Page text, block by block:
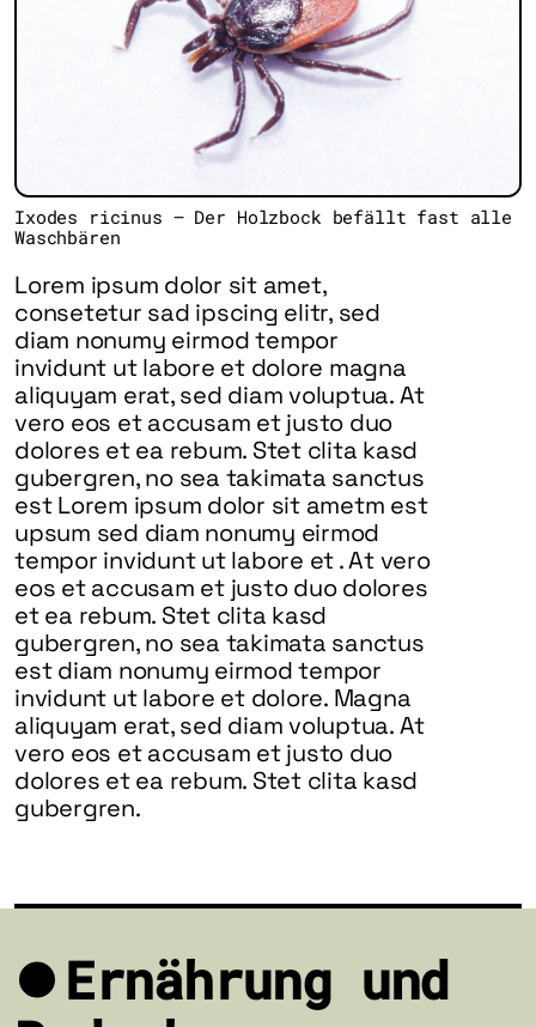
Ixodes ricinus – Der Holzbock befällt fast alle
Waschbären
Lorem ipsum dolor sit amet,
consetetur sad ipscing elitr, sed
diam nonumy eirmod tempor
invidunt ut labore et dolore magna
aliquyam erat, sed diam voluptua. At
vero eos et accusam et justo duo
dolores et ea rebum. Stet clita kasd
gubergren, no sea takimata sanctus
est Lorem ipsum dolor sit ametm est
upsum sed diam nonumy eirmod
tempor invidunt ut labore et . At vero
eos et accusam et justo duo dolores
et ea rebum. Stet clita kasd
gubergren, no sea takimata sanctus
est diam nonumy eirmod tempor
invidunt ut labore et dolore. Magna
aliquyam erat, sed diam voluptua. At
vero eos et accusam et justo duo
dolores et ea rebum. Stet clita kasd
gubergren.
Ernährung und